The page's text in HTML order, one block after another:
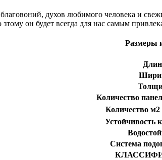
духов любимого человека и
он будет всегда для нас самым
Размеры
Количество
Количество
Устойчивость
Система